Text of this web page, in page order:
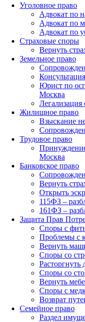
Уголовное право
Адвокат по
Адвокат по
Адвокат по
Страховые споры
Вернуть
Земельное право
Юрист по
Москва
Легализация
Жилищное право
Взыскание
Трудовое право
Москва
Банковское право
Вернуть
Открыть
115ФЗ –
161ФЗ –
Защита Прав
Споры с
Проблемы с
Вернуть
Споры со
Расторгнуть
Споры со
Вернуть
Споры с
Возврат
Семейное право
Раздел